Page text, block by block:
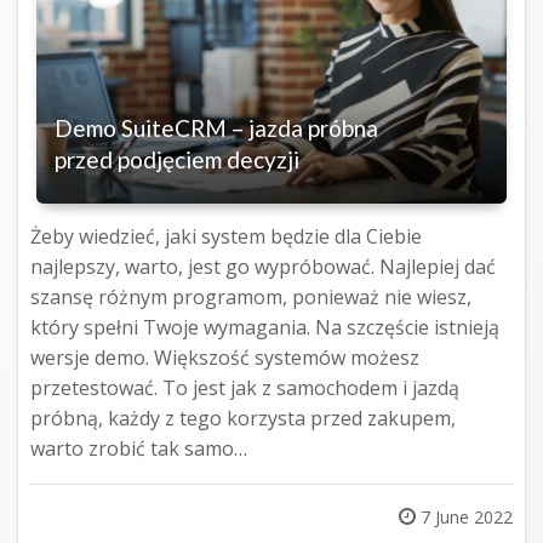
Demo SuiteCRM – jazda próbna
przed podjęciem decyzji
Żeby wiedzieć, jaki system będzie dla Ciebie
najlepszy, warto, jest go wypróbować. Najlepiej dać
szansę różnym programom, ponieważ nie wiesz,
który spełni Twoje wymagania. Na szczęście istnieją
wersje demo. Większość systemów możesz
przetestować. To jest jak z samochodem i jazdą
próbną, każdy z tego korzysta przed zakupem,
warto zrobić tak samo…
Posted
7 June 2022